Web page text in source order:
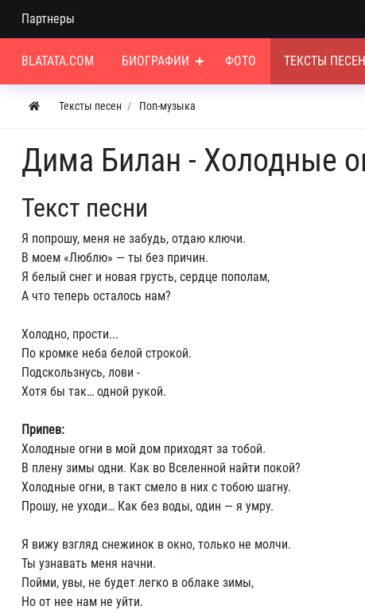
Партнеры
BLATATA.COM БИОГРАФИИ ФОТО ТЕКСТЫ ПЕСЕН
Тексты песен Поп-музыка
Дима Билан - Холодные
Текст песни
Я попрошу, меня не забудь, отдаю ключи.
В моем «Люблю» — ты без причин.
Я белый снег и новая грусть, сердце пополам,
А что теперь осталось нам?
Холодно, прости...
По кромке неба белой строкой.
Подскользнусь, лови -
Хотя бы так… одной рукой.
Припев:
Холодные огни в мой дом приходят за тобой.
В плену зимы одни. Как во Вселенной найти покой?
Холодные огни, в такт смело в них с тобою шагну.
Прошу, не уходи… Как без воды, один — я умру.
Я вижу взгляд снежинок в окно, только не молчи.
Ты узнавать меня начни.
Пойми, увы, не будет легко в облаке зимы,
Но от нее нам не уйти.